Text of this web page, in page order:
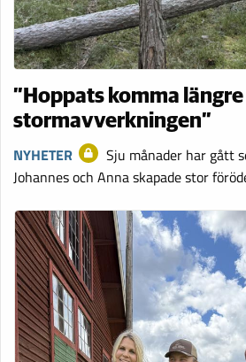
”Hoppats komma längre
stormavverkningen”
NYHETER
Sju månader har gått
Johannes och Anna skapade stor